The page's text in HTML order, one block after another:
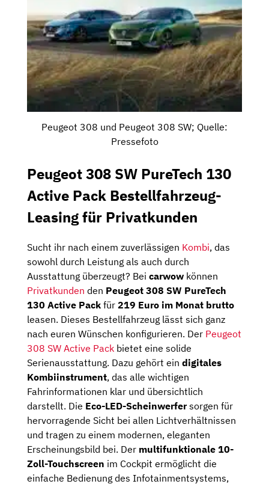
Peugeot 308 und Peugeot 308 SW; Quelle:
Pressefoto
Peugeot 308 SW PureTech 130
Active Pack Bestellfahrzeug-
Leasing für Privatkunden
Sucht ihr nach einem zuverlässigen Kombi, das
sowohl durch Leistung als auch durch
Ausstattung überzeugt? Bei carwow können
Privatkunden den Peugeot 308 SW PureTech
130 Active Pack für 219 Euro im Monat brutto
leasen. Dieses Bestellfahrzeug lässt sich ganz
nach euren Wünschen konfigurieren. Der Peugeot
308 SW Active Pack bietet eine solide
Serienausstattung. Dazu gehört ein digitales
Kombiinstrument, das alle wichtigen
Fahrinformationen klar und übersichtlich
darstellt. Die Eco-LED-Scheinwerfersorgen für
hervorragende Sicht bei allen Lichtverhältnissen
und tragen zu einem modernen, eleganten
Erscheinungsbild bei. Der multifunktionale 10-
Zoll-Touchscreen im Cockpit ermöglicht die
einfache Bedienung des Infotainmentsystems,